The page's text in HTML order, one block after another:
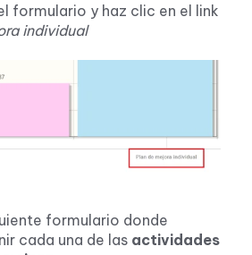
formulario y haz clic en el link
individual
formulario donde
cada una de las actividades